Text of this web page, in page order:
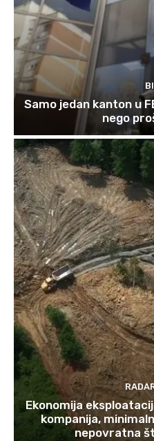
Samo jedan kanton u
nego
Ekonomija
kompanija,
nepovratna